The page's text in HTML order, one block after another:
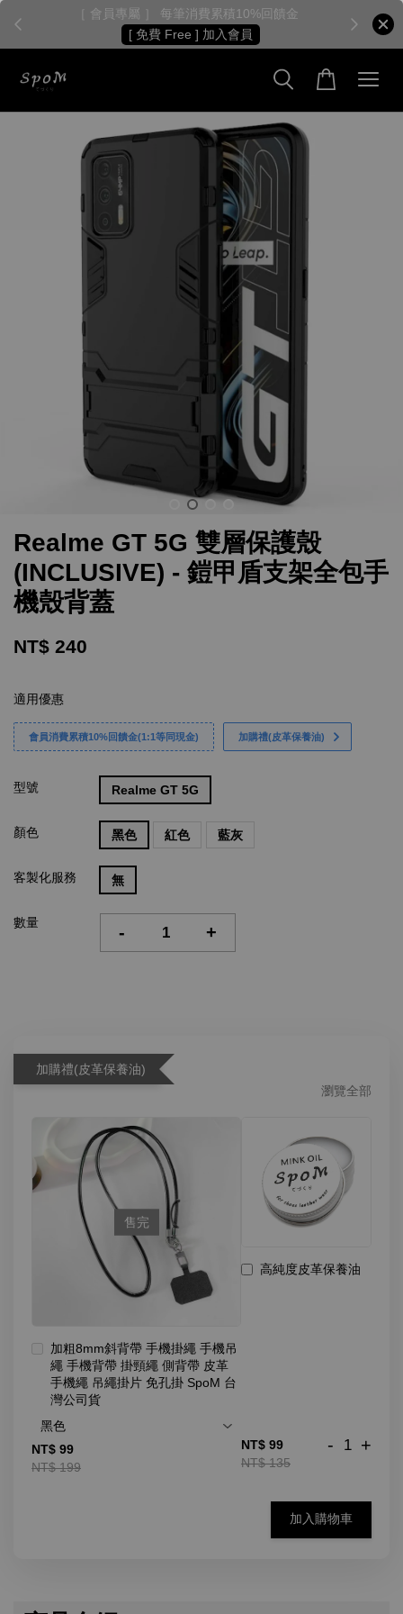
［ 會員專屬 ］ 每筆消費累積10%回饋金
[ 免費 Free ] 加入會員
Realme GT 5G 雙層保護殼
(INCLUSIVE) - 鎧甲盾支架全包手
機殼背蓋
NT$ 240
適用優惠
會員消費累積10%回饋金(1:1等同現金) 加購禮(皮革保養油)
型號 Realme GT 5G
顏色 黑色 紅色 藍灰
客製化服務 無
數量 - +
加購禮(皮革保養油)
瀏覽全部
售完
加粗8mm斜背帶 手機掛繩 手機吊
繩 手機背帶 掛頸繩 側背帶 皮革
手機繩 吊繩掛片 免孔掛 SpoM 台
灣公司貨
NT$ 99
NT$ 199
高純度皮革保養油
NT$ 99
NT$ 135
- +
加入購物車